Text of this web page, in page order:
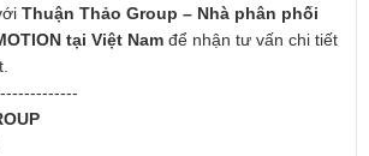
Thuận Thảo Group – Nhà phân phối
tại Việt Nam để nhận tư vấn chi tiết